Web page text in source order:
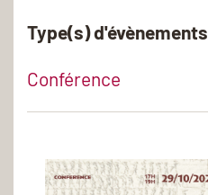
Type(s) d'évènements
Conférence